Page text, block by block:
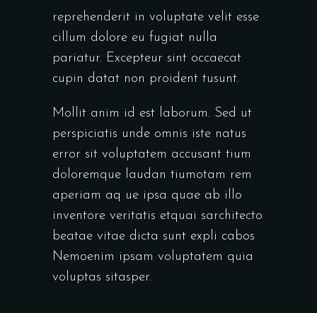
reprehenderit in voluptate velit esse
cillum dolore eu fugiat nulla
pariatur. Excepteur sint occaecat
cupin datat non proident tusunt.
Mollit anim id est laborum. Sed ut
perspiciatis unde omnis iste natus
error sit voluptatem accusant tium
doloremque laudan tiumotam rem
aperiam aq ue ipsa quae ab illo
inventore veritatis etquai sarchitecto
beatae vitae dicta sunt expli cabos
Nemoenim ipsam voluptatem quia
voluptas sitasper.